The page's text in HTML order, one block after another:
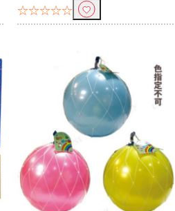
☆☆☆☆☆